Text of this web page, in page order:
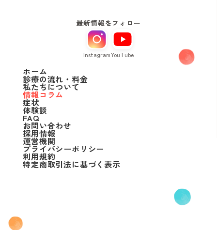
最新情報をフォロー
InstagramYouTube
ホーム
診療の流れ・料金
私たちについて
情報コラム
症状
体験談
FAQ
お問い合わせ
採用情報
運営機関
プライバシーポリシー
利用規約
特定商取引法に基づく表示